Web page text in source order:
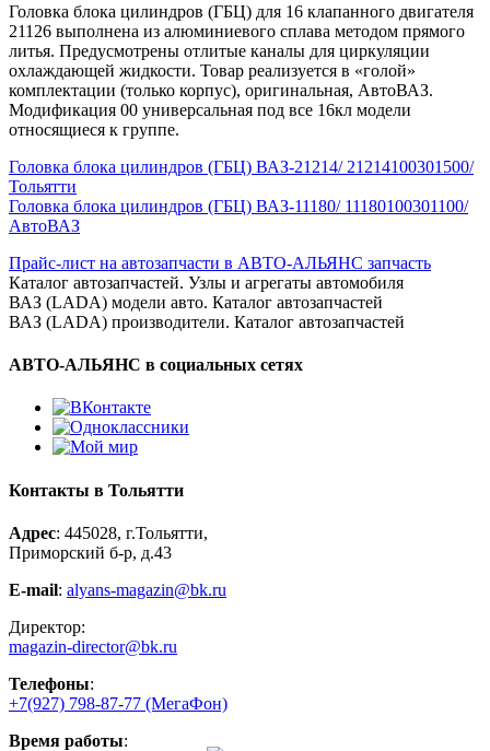
Головка блока цилиндров (ГБЦ) для 16 клапанного двигателя
21126 выполнена из алюминиевого сплава методом прямого
литья. Предусмотрены отлитые каналы для циркуляции
охлаждающей жидкости. Товар реализуется в «голой»
комплектации (только корпус), оригинальная, АвтоВАЗ.
Модификация 00 универсальная под все 16кл модели
относящиеся к группе.
Головка блока цилиндров (ГБЦ) ВАЗ-21214/ 21214100301500/
Тольятти
Головка блока цилиндров (ГБЦ) ВАЗ-11180/ 11180100301100/
АвтоВАЗ
Прайс-лист на автозапчасти в АВТО-АЛЬЯНС запчасть
Каталог автозапчастей. Узлы и агрегаты автомобиля
ВАЗ (LADA) модели авто. Каталог автозапчастей
ВАЗ (LADA) производители. Каталог автозапчастей
АВТО-АЛЬЯНС в социальных сетях
Контакты в Тольятти
Адрес: 445028, г.Тольятти,
Приморский б-р, д.43
E-mail: alyans-magazin@bk.ru
Директор:
magazin-director@bk.ru
Телефоны:
+7(927) 798-87-77 (МегаФон)
Время работы: